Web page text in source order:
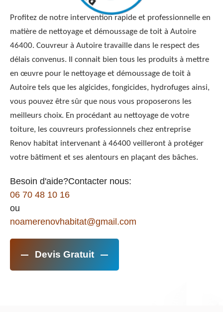
Profitez de notre intervention rapide et professionnelle en
matière de nettoyage et démoussage de toit à Autoire
46400. Couvreur à Autoire travaille dans le respect des
délais convenus. Il connait bien tous les produits à mettre
en œuvre pour le nettoyage et démoussage de toit à
Autoire tels que les algicides, fongicides, hydrofuges ainsi,
vous pouvez être sûr que nous vous proposerons les
meilleurs choix. En procédant au nettoyage de votre
toiture, les couvreurs professionnels chez entreprise
Renov habitat intervenant à 46400 veilleront à protéger
votre bâtiment et ses alentours en plaçant des bâches.
Besoin d'aide?Contacter nous:
06 70 48 10 16
ou
noamerenovhabitat@gmail.com
Devis Gratuit